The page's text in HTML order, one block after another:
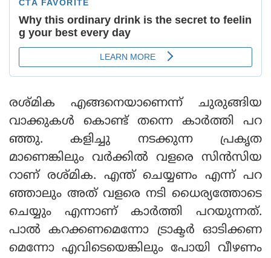
രശ്മിക എങ്ങനെയാണെന്ന് ചുരുങ്ങിയ
വാക്കുകള്‍ കൊണ്ട് തന്നെ കാര്‍ത്തി പറ
ഞ്ഞു. കളിച്ചു നടക്കുന്ന പ്രകൃത
മാണെങ്കിലും വര്‍ക്കില്‍ വളരെ സിന്‍സിയ
റാണ് രശ്മിക. എന്ത് ചെയ്യണം എന്ന് പറ
ഞ്ഞാലും അത് വളരെ നടി ധൈര്യത്തോടെ
ചെയ്യും എന്നാണ് കാര്‍ത്തി പറയുന്നത്.
പാല്‍ കറക്കണമെന്നോ ട്രാക്ടര്‍ ഓടിക്കണ
മെന്നോ എവിടെയെങ്കിലും പോയി വീഴണം